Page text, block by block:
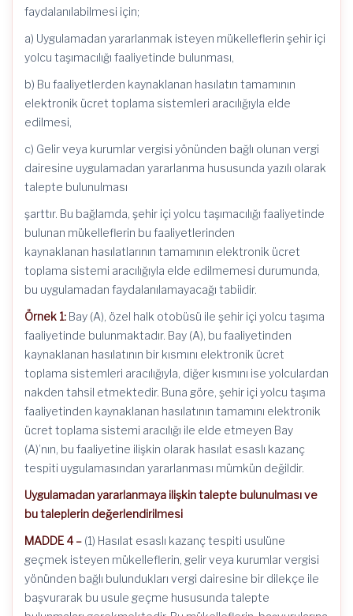
faydalanılabilmesi için;
a) Uygulamadan yararlanmak isteyen mükelleflerin şehir içi
yolcu taşımacılığı faaliyetinde bulunması,
b) Bu faaliyetlerden kaynaklanan hasılatın tamamının
elektronik ücret toplama sistemleri aracılığıyla elde
edilmesi,
c) Gelir veya kurumlar vergisi yönünden bağlı olunan vergi
dairesine uygulamadan yararlanma hususunda yazılı olarak
talepte bulunulması
şarttır. Bu bağlamda, şehir içi yolcu taşımacılığı faaliyetinde
bulunan mükelleflerin bu faaliyetlerinden
kaynaklanan hasılatlarının tamamının elektronik ücret
toplama sistemi aracılığıyla elde edilmemesi durumunda,
bu uygulamadan faydalanılamayacağı tabiidir.
Örnek 1: Bay (A), özel halk otobüsü ile şehir içi yolcu taşıma
faaliyetinde bulunmaktadır. Bay (A), bu faaliyetinden
kaynaklanan hasılatının bir kısmını elektronik ücret
toplama sistemleri aracılığıyla, diğer kısmını ise yolculardan
nakden tahsil etmektedir. Buna göre, şehir içi yolcu taşıma
faaliyetinden kaynaklanan hasılatının tamamını elektronik
ücret toplama sistemi aracılığı ile elde etmeyen Bay
(A)’nın, bu faaliyetine ilişkin olarak hasılat esaslı kazanç
tespiti uygulamasından yararlanması mümkün değildir.
Uygulamadan yararlanmaya ilişkin talepte bulunulması ve
bu taleplerin değerlendirilmesi
MADDE 4 – (1) Hasılat esaslı kazanç tespiti usulüne
geçmek isteyen mükelleflerin, gelir veya kurumlar vergisi
yönünden bağlı bulundukları vergi dairesine bir dilekçe ile
başvurarak bu usule geçme hususunda talepte